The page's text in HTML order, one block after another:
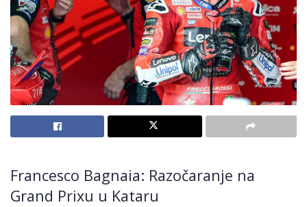
Francesco Bagnaia: Razočaranje na
Grand Prixu u Kataru